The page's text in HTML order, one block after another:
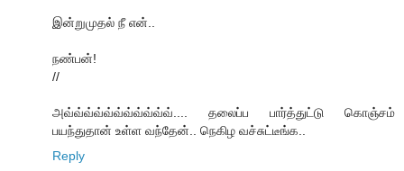
இன்றுமுதல் நீ என்..
நண்பன்!
//
அவ்வ்வ்வ்வ்வ்வ்வ்வ்வ்வ்.... தலைப்ப பார்த்துட்டு கொஞ்சம்
பயந்துதான் உள்ள வந்தேன்.. நெகிழ வச்சுட்டீங்க..
Reply